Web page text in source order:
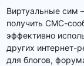
Виртуальные сим
получить СМС-
эффективно
других интернет-
для блогов,